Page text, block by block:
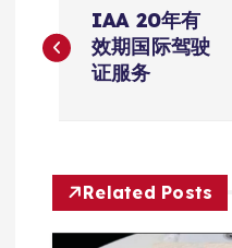
章
航
IAA 20年有
效期国际驾驶
证服务
Related Posts